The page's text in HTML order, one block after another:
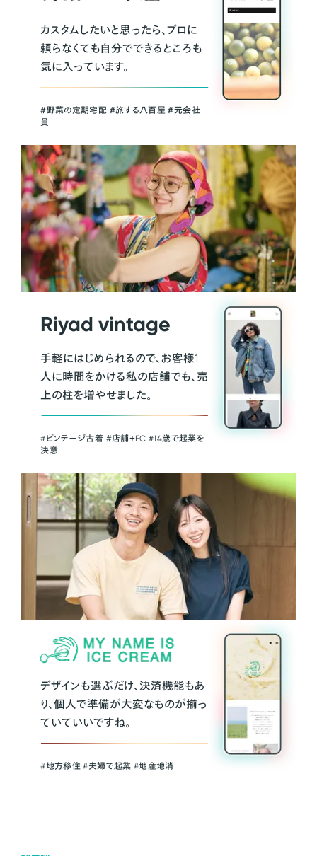
カスタムしたいと思ったら、プロに
頼らなくても自分でできるところも
気に入っています。
＃野菜の定期宅配 ＃旅する八百屋 ＃元会社
員
Riyad vintage
手軽にはじめられるので、お客様1
人に時間をかける私の店舗でも、売
上の柱を増やせました。
#ビンテージ古着 ＃店舗＋EC #14歳で起業を
決意
デザインも選ぶだけ、決済機能もあ
り、個人で準備が大変なものが揃っ
ていていいですね。
#地方移住 #夫婦で起業 #地産地消